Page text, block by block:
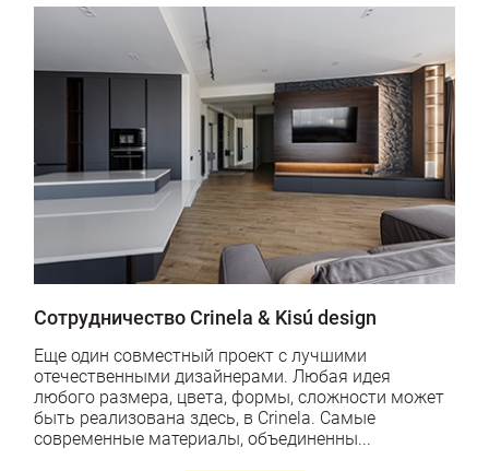
Сотрудничество Crinela & Kisú design
Еще один совместный проект с лучшими
отечественными дизайнерами. Любая идея
любого размера, цвета, формы, сложности может
быть реализована здесь, в Crinela. Самые
современные материалы, объединенны...